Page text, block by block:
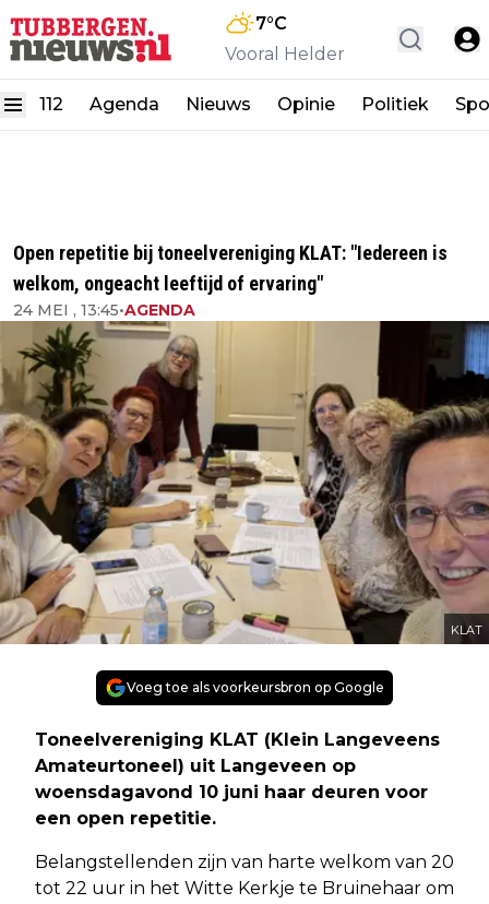
7°C
Vooral Helder
112 Agenda Nieuws Opinie Politiek
Open repetitie bij toneelvereniging KLAT: "Iedereen is
welkom, ongeacht leeftijd of ervaring"
24 MEI , 13:45•AGENDA
KLAT
Voeg toe als voorkeursbron op Google
Toneelvereniging KLAT (Klein Langeveens
Amateurtoneel) uit Langeveen op
woensdagavond 10 juni haar deuren voor
een open repetitie.
Belangstellenden zijn van harte welkom van 20
tot 22 uur in het Witte Kerkje te Bruinehaar om